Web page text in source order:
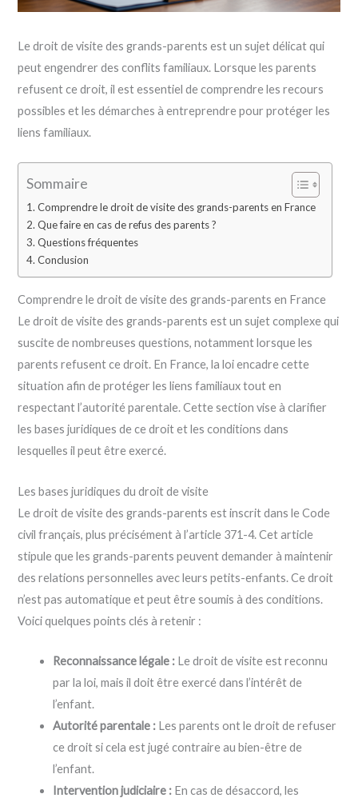
Le droit de visite des grands-parents est un sujet délicat qui
peut engendrer des conflits familiaux. Lorsque les parents
refusent ce droit, il est essentiel de comprendre les recours
possibles et les démarches à entreprendre pour protéger les
liens familiaux.
Sommaire
Comprendre le droit de visite des grands-parents en France
Que faire en cas de refus des parents ?
Questions fréquentes
Conclusion
Comprendre le droit de visite des grands-parents en France
Le droit de visite des grands-parents est un sujet complexe qui
suscite de nombreuses questions, notamment lorsque les
parents refusent ce droit. En France, la loi encadre cette
situation afin de protéger les liens familiaux tout en
respectant l’autorité parentale. Cette section vise à clarifier
les bases juridiques de ce droit et les conditions dans
lesquelles il peut être exercé.
Les bases juridiques du droit de visite
Le droit de visite des grands-parents est inscrit dans le Code
civil français, plus précisément à l’article 371-4. Cet article
stipule que les grands-parents peuvent demander à maintenir
des relations personnelles avec leurs petits-enfants. Ce droit
n’est pas automatique et peut être soumis à des conditions.
Voici quelques points clés à retenir :
Reconnaissance légale : Le droit de visite est reconnu
par la loi, mais il doit être exercé dans l’intérêt de
l’enfant.
Autorité parentale : Les parents ont le droit de refuser
ce droit si cela est jugé contraire au bien-être de
l’enfant.
Intervention judiciaire : En cas de désaccord, les